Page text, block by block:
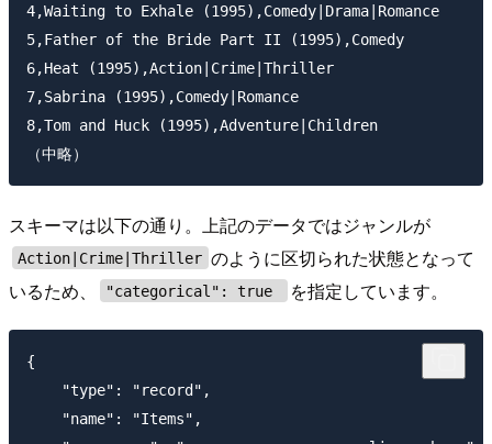
4,Waiting to Exhale (1995),Comedy|Drama|Romance
5,Father of the Bride Part II (1995),Comedy
6,Heat (1995),Action|Crime|Thriller
7,Sabrina (1995),Comedy|Romance
8,Tom and Huck (1995),Adventure|Children
スキーマは以下の通り。上記のデータではジャンルが
Action|Crime|Thriller のように区切られた状態となって
いるため、
"categorical": true を指定しています。
{
    "type": "record",
    "name": "Items",